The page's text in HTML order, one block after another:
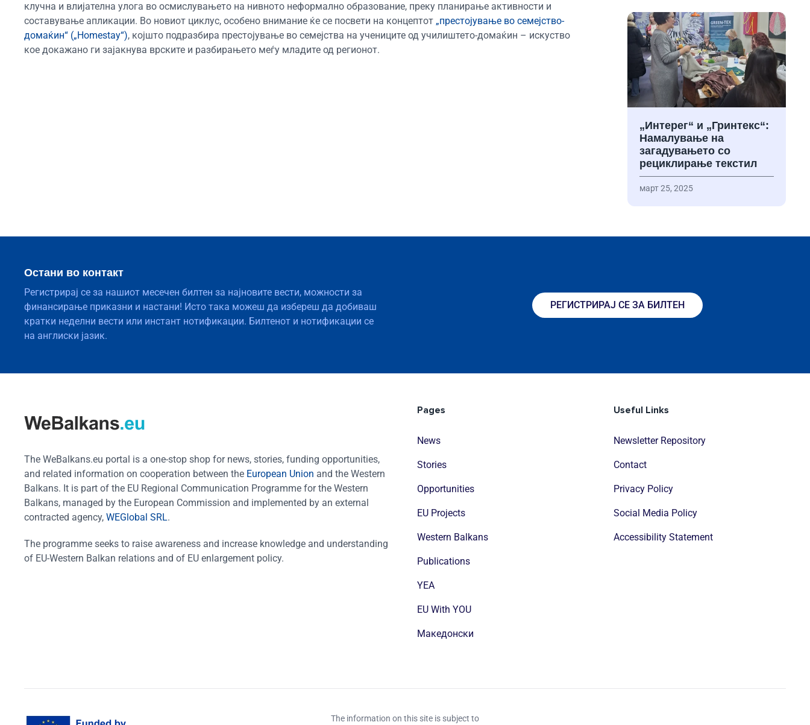
клучна и влијателна улога во осмислувањето на нивното неформално образование, преку планирање активности и
составување апликации. Во новиот циклус, особено внимание ќе се посвети на концептот „престојување во семејство-
домаќин“ („Homestay“), којшто подразбира престојување во семејства на учениците од училиштето-домаќин – искуство
кое докажано ги зајакнува врските и разбирањето меѓу младите од регионот.
„Интерег“ и „Гринтекс“:
Намалување на
загадувањето со
рециклирање текстил
март 25, 2025
Остани во контакт
Регистрирај се за нашиот месечен билтен за најновите вести, можности за
финансирање приказни и настани! Исто така можеш да избереш да добиваш
кратки неделни вести или инстант нотификации. Билтенот и нотификации се
на англиски јазик.
РЕГИСТРИРАЈ СЕ ЗА БИЛТЕН
The WeBalkans.eu portal is a one-stop shop for news, stories, funding opportunities,
and related information on cooperation between the European Union and the Western
Balkans. It is part of the EU Regional Communication Programme for the Western
Balkans, managed by the European Commission and implemented by an external
contracted agency, WEGlobal SRL.
The programme seeks to raise awareness and increase knowledge and understanding
of EU-Western Balkan relations and of EU enlargement policy.
Pages
News
Stories
Opportunities
EU Projects
Western Balkans
Publications
YEA
EU With YOU
Mакедонски
Useful Links
Newsletter Repository
Contact
Privacy Policy
Social Media Policy
Accessibility Statement
The information on this site is subject to